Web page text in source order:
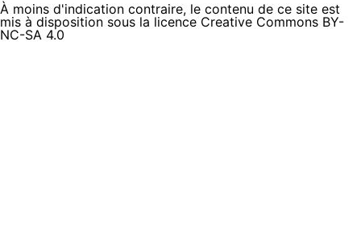
À moins d'indication contraire, le contenu de ce site est
mis à disposition sous la licence Creative Commons BY-
NC-SA 4.0